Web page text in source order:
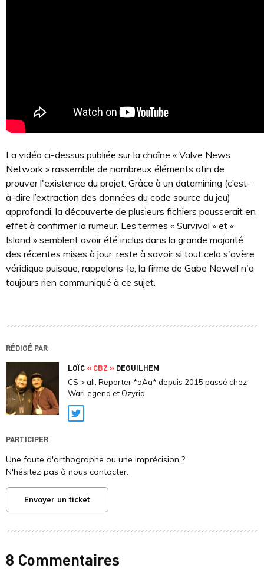
La vidéo ci-dessus publiée sur la chaîne « Valve News
Network » rassemble de nombreux éléments afin de
prouver l'existence du projet. Grâce à un datamining (c’est-
à-dire l’extraction des données du code source du jeu)
approfondi, la découverte de plusieurs fichiers pousserait en
effet à confirmer la rumeur. Les termes « Survival » et «
Island » semblent avoir été inclus dans la grande majorité
des récentes mises à jour, reste à savoir si tout cela s'avère
véridique puisque, rappelons-le, la firme de Gabe Newell n'a
toujours rien communiqué à ce sujet.
RÉDIGÉ PAR
LOÏC « CBZ » DEGUILHEM
CS > all. Reporter *aAa* depuis 2015 passé chez
WarLegend et Ozyria.
Twitter
PARTICIPER
Une faute d'orthographe ou une imprécision ?
N'hésitez pas à nous contacter.
Envoyer un ticket
8 Commentaires